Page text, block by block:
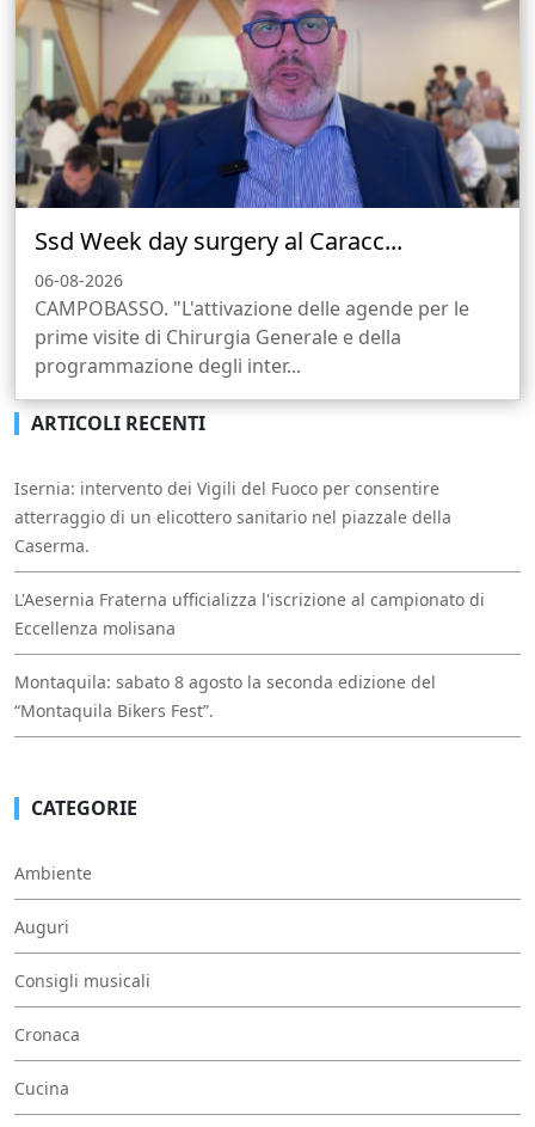
Ssd Week day surgery al Caracc...
06-08-2026
CAMPOBASSO. "L'attivazione delle agende per le
prime visite di Chirurgia Generale e della
programmazione degli inter...
ARTICOLI RECENTI
Isernia: intervento dei Vigili del Fuoco per consentire
atterraggio di un elicottero sanitario nel piazzale della
Caserma.
L'Aesernia Fraterna ufficializza l'iscrizione al campionato di
Eccellenza molisana
Montaquila: sabato 8 agosto la seconda edizione del
“Montaquila Bikers Fest”.
CATEGORIE
Ambiente
Auguri
Consigli musicali
Cronaca
Cucina